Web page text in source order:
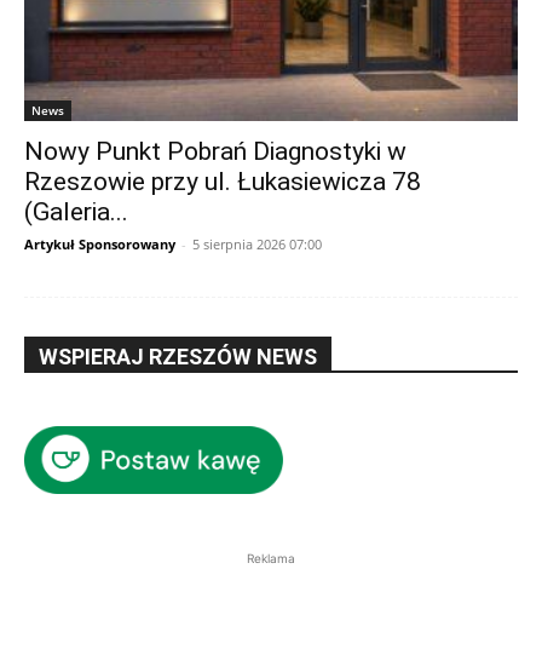
News
Nowy Punkt Pobrań Diagnostyki w
Rzeszowie przy ul. Łukasiewicza 78
(Galeria...
Artykuł Sponsorowany - 5 sierpnia 2026 07:00
WSPIERAJ RZESZÓW NEWS
Reklama